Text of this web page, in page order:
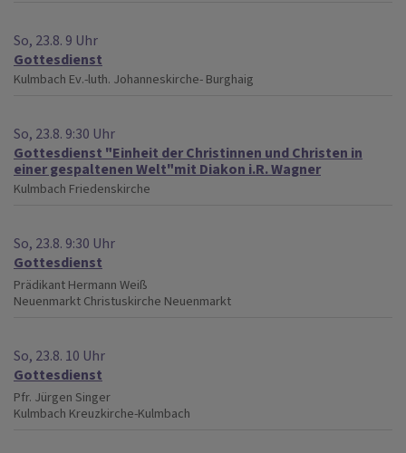
So, 23.8. 9 Uhr
Gottesdienst
Kulmbach Ev.-luth. Johanneskirche- Burghaig
So, 23.8. 9:30 Uhr
Gottesdienst "Einheit der Christinnen und Christen in
einer gespaltenen Welt"mit Diakon i.R. Wagner
Kulmbach Friedenskirche
So, 23.8. 9:30 Uhr
Gottesdienst
Prädikant Hermann Weiß
Neuenmarkt Christuskirche Neuenmarkt
So, 23.8. 10 Uhr
Gottesdienst
Pfr. Jürgen Singer
Kulmbach Kreuzkirche-Kulmbach